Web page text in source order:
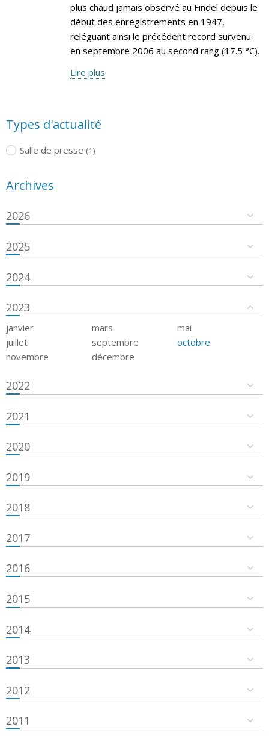
plus chaud jamais observé au Findel depuis le
début des enregistrements en 1947,
reléguant ainsi le précédent record survenu
en septembre 2006 au second rang (17.5 °C).
Lire plus
Types d'actualité
Salle de presse (1)
Archives
2026
2025
2024
2023
janvier mars
mai
juillet
septembre
octobre
novembre
décembre
2022
2021
2020
2019
2018
2017
2016
2015
2014
2013
2012
2011